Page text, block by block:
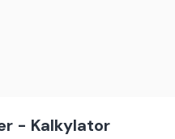
- Kalkylator